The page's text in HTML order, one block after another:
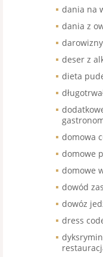
dania na
dania z
deser z
dieta
domowa
domowe
domowe
dowód
dowóz
dress